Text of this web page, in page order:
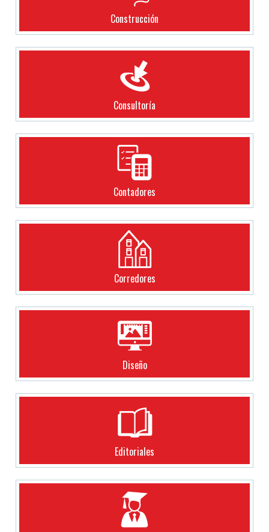
Construcción
Consultoría
Contadores
Corredores
Diseño
Editoriales